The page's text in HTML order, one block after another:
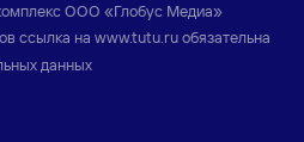
ООО «Глобус Медиа»
ссылка на www.tutu.ruобязательна
данных